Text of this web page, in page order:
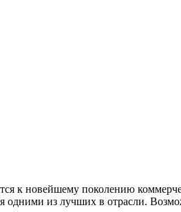
к новейшему поколению
одними из лучших в отрасли.